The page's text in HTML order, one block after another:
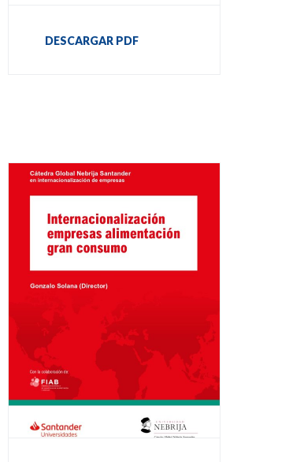
DESCARGAR PDF